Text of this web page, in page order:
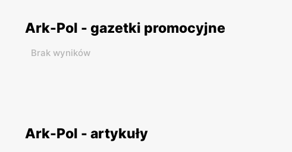
Ark-Pol - gazetki promocyjne
Brak wyników
Ark-Pol - artykuły